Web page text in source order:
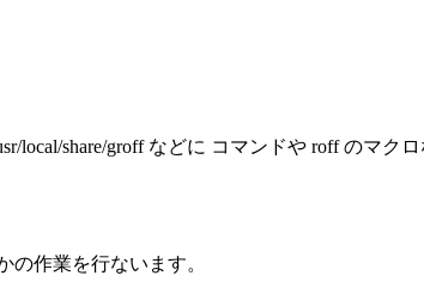
share/groff などに コマンドや roff のマク
の作業を行ないます。